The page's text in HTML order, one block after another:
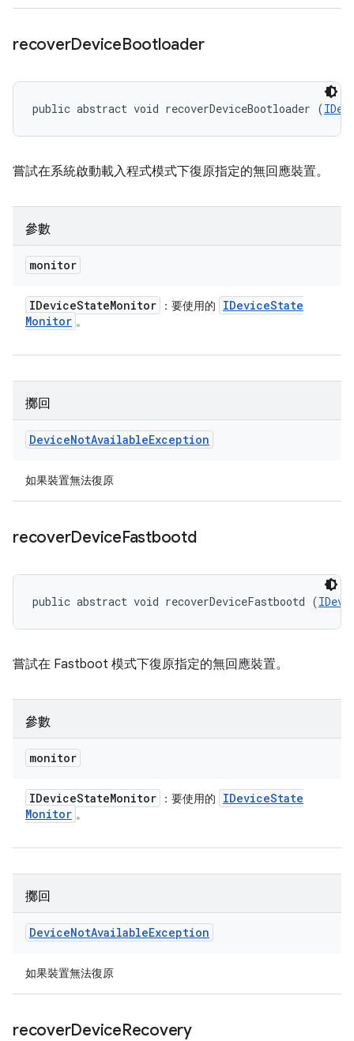
recoverDeviceBootloader
public abstract void recoverDeviceBootloader (
嘗試在系統啟動載入程式模式下復原指定的無回應裝置。
參數
monitor
IDeviceStateMonitor ：要使用的 IDeviceState
Monitor 。
擲回
DeviceNotAvailableException
如果裝置無法復原
recoverDeviceFastbootd
public abstract void recoverDeviceFastbootd (
嘗試在 Fastboot 模式下復原指定的無回應裝置。
參數
monitor
IDeviceStateMonitor ：要使用的 IDeviceState
Monitor 。
擲回
DeviceNotAvailableException
如果裝置無法復原
recoverDeviceRecovery